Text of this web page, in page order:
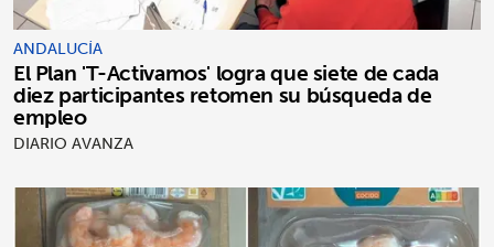
ANDALUCÍA
El Plan 'T-Activamos' logra que siete de cada
diez participantes retomen su búsqueda de
empleo
DIARIO AVANZA